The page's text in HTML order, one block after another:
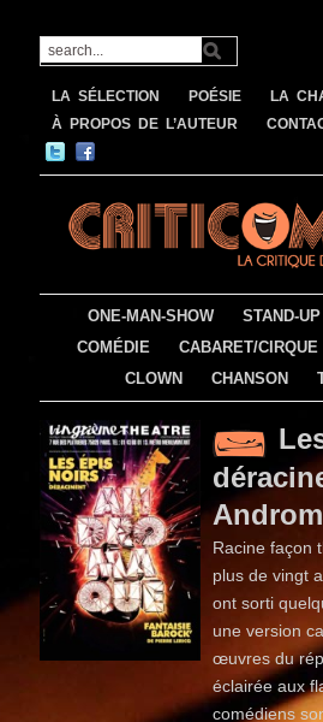
LA SÉLECTION POÉSIE LA
À PROPOS DE L’AUTEUR
ONE-MAN-SHOW STAND-UP
COMÉDIE
CABARET/CIRQUE
CLOWN
CHANSON
Racine façon
plus de vingt
ont sorti
une version
œuvres du
éclairée aux
comédiens